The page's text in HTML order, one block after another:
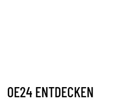
OE24 ENTDECKEN